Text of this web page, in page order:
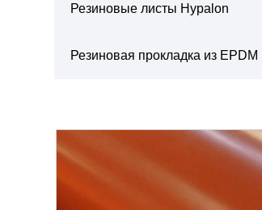
Резиновые листы Hypalon
Резиновая прокладка из EPDM